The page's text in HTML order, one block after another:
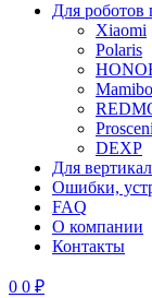
Для роботов
Xiaomi
Polaris
DEXP
Для
Ошибки,
FAQ
О компании
Контакты
0 0 ₽